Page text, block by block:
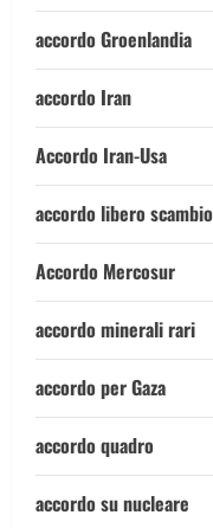
accordo Groenlandia
accordo Iran
Accordo Iran-Usa
accordo libero scambio
Accordo Mercosur
accordo minerali rari
accordo per Gaza
accordo quadro
accordo su nucleare